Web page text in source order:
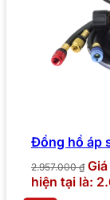
Đồng hồ áp
2.957.000₫
hiện tại là: